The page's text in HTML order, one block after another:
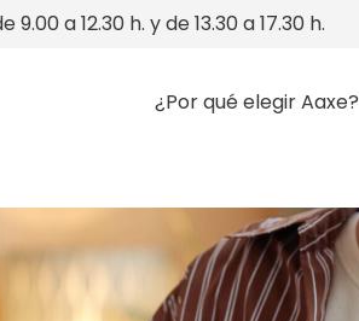
9.00 a 12.30 h. y de 13.30 a 17.30 h.
¿Por qué elegir Aaxe?